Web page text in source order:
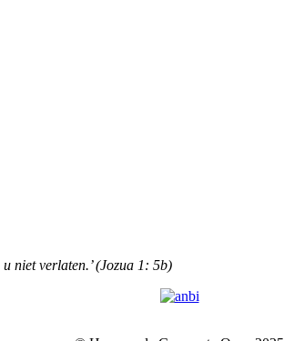
niet verlaten.’ (Jozua 1: 5b)